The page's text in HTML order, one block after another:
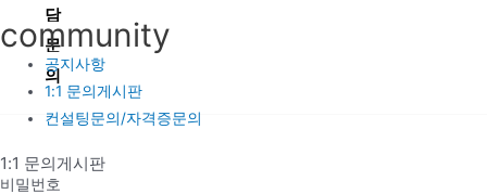
담
문
의
community
공지사항
1:1 문의게시판
컨설팅문의/자격증문의
1:1 문의게시판
비밀번호